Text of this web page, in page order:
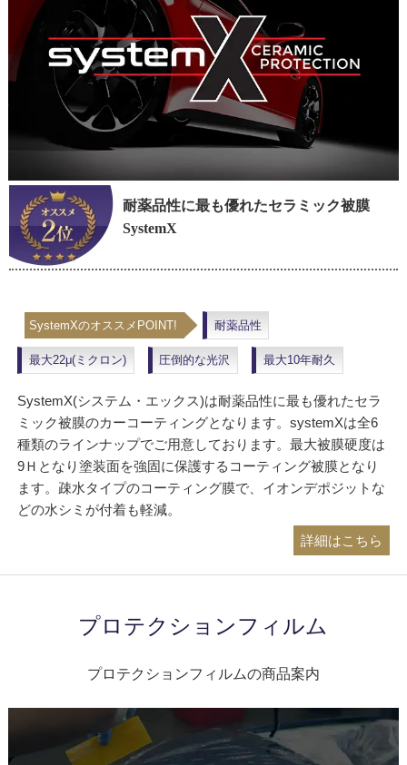
耐薬品性に最も優れたセラミック被膜
SystemX
SystemXのオススメPOINT! 耐薬品性
最大22μ(ミクロン) 圧倒的な光沢 最大10年耐久
SystemX(システム・エックス)は耐薬品性に最も優れたセラ
ミック被膜のカーコーティングとなります。systemXは全6
種類のラインナップでご用意しております。最大被膜硬度は
9Ｈとなり塗装面を強固に保護するコーティング被膜となり
ます。疎水タイプのコーティング膜で、イオンデポジットな
どの水シミが付着も軽減。
詳細はこちら
プロテクションフィルム
プロテクションフィルムの商品案内